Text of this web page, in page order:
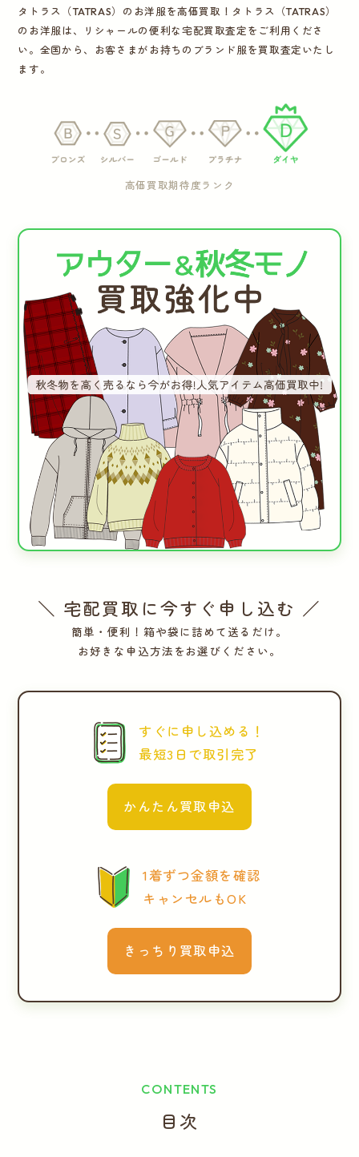
タトラス（TATRAS）のお洋服を高価買取！タトラス（TATRAS）
のお洋服は、リシャールの便利な宅配買取査定をご利用くださ
い。全国から、お客さまがお持ちのブランド服を買取査定いたし
ます。
高価買取期待度ランク
＼ 宅配買取に今すぐ申し込む ／
簡単・便利！箱や袋に詰めて送るだけ。
お好きな申込方法をお選びください。
すぐに申し込める！
最短3日で取引完了
かんたん買取申込
1着ずつ金額を確認
キャンセルもOK
きっちり買取申込
CONTENTS
目次